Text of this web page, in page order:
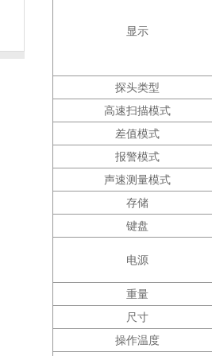
显示
探头类型
高速扫描模式
差值模式
报警模式
声速测量模式
存储
键盘
电源
重量
尺寸
操作温度